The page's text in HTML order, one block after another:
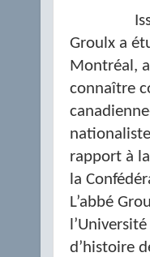
Groulx a
Montréal,
connaître
rapport à
la
L’abbé
d’histoire